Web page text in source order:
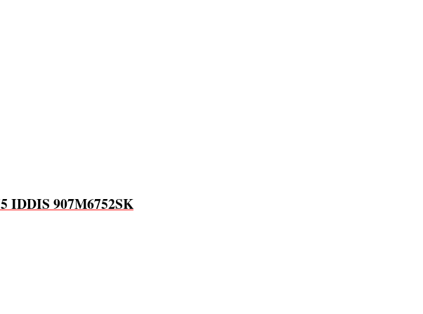
IDDIS 907M6752SK